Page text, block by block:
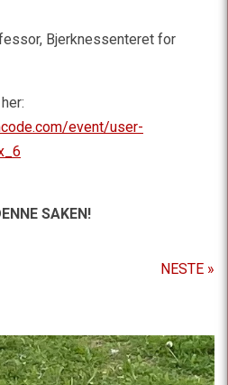
Bjerknessenteret for
event/user-
SAKEN!
NESTE »